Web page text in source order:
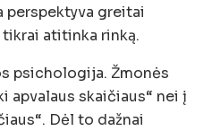
perspektyva greitai
atitinka rinką.
psichologija. Žmonės
apvalaus skaičiaus“ nei į
Dėl to dažnai